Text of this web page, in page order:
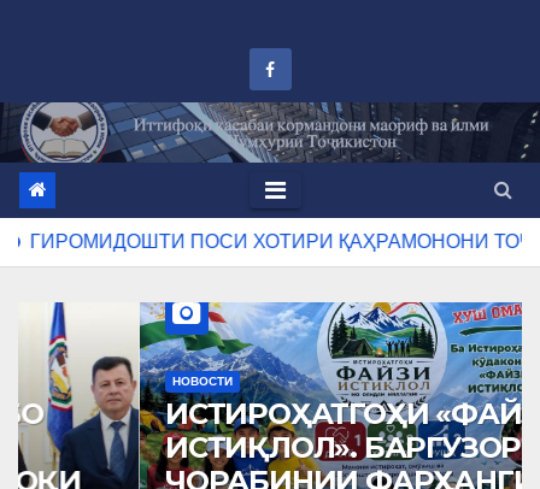
ХОТИРИ ҚАҲРАМОНОНИ ТОҶИКИСТОН ДАР
НОВОСТИ
ИСТИРОҲАТГОҲИ «ФАЙЗИ
ИСТИҚЛОЛ». БАРГУЗОРИИ
ЧОРАБИНИИ ФАРҲАНГИЮ